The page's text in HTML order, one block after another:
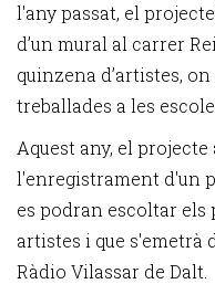
l'any passat, el
d’un mural al carrer
quinzena d’artistes,
treballades a les
Aquest any, el
l'enregistrament d'un
es podran escoltar els
artistes i que s'emetrà
Ràdio Vilassar de Dalt.